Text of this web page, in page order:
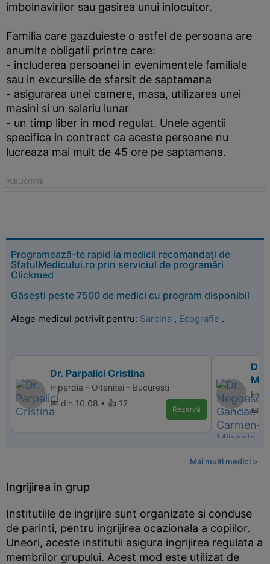
imbolnavirilor sau gasirea unui inlocuitor.
Familia care gazduieste o astfel de persoana are
anumite obligatii printre care:
- includerea persoanei in evenimentele familiale
sau in excursiile de sfarsit de saptamana
- asigurarea unei camere, masa, utilizarea unei
masini si un salariu lunar
- un timp liber in mod regulat. Unele agentii
specifica in contract ca aceste persoane nu
lucreaza mai mult de 45 ore pe saptamana.
Programează-te rapid la medicii recomandați de
SfatulMedicului.ro prin serviciul de programări
Clickmed
Găsești peste 7500 de medici cu program disponibil
Alege medicul potrivit pentru: Sarcina , Ecografie .
Dr. Parpalici Cristina
Hiperdia - Oltenitei - Bucuresti
📅 din 10.08 • 👍 12
Rezervă
Dr.
📅
Mai multi medici >
Ingrijirea in grup
Institutiile de ingrijire sunt organizate si conduse
de parinti, pentru ingrijirea ocazionala a copiilor.
Uneori, aceste institutii asigura ingrijirea regulata a
membrilor grupului. Acest mod este utilizat de